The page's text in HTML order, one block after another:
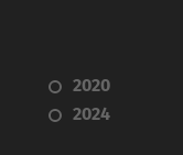
2020
2024